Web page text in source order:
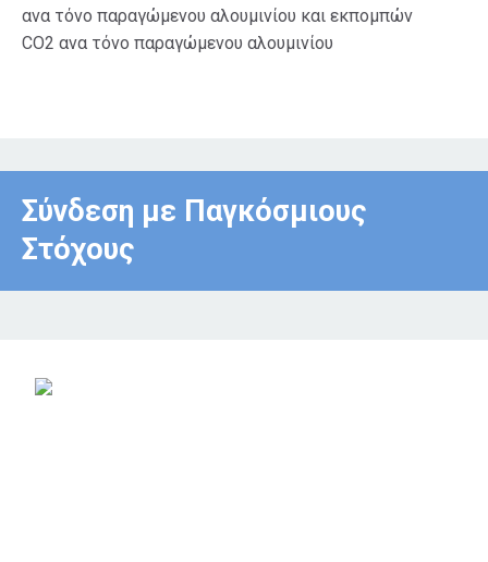
ανα τόνο παραγώμενου αλουμινίου και εκπομπών
CO2 ανα τόνο παραγώμενου αλουμινίου
Σύνδεση με Παγκόσμιους
Στόχους